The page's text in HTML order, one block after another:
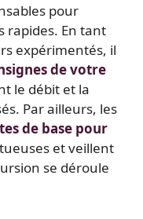
pour
rapides. En tant
expérimentés, il
de votre
le débit et la
Par ailleurs, les
de base pour
et veillent
se déroule